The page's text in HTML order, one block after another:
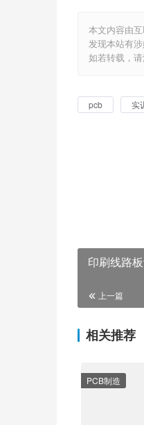
本文内容由
发现本站有
如若转载，
pcb 实
印刷线路
上一篇
相关推荐
PCB制造